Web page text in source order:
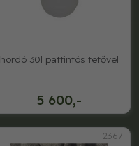
5 600,-
hordó 30l pattintós tetővel
2367